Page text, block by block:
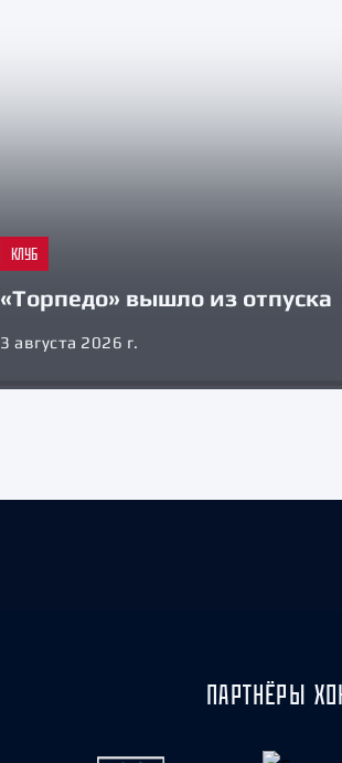
КЛУБ
«Торпедо» вышло из отпуска
3 августа 2026 г.
ПАРТНЁРЫ